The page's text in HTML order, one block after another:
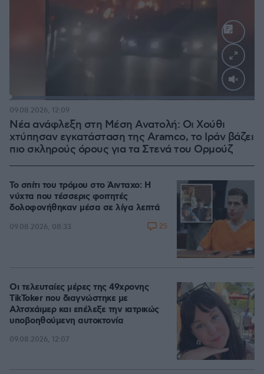
Νέα ανάφλεξη στη Μέση Ανατολή: Οι Χούθι
χτύπησαν εγκατάσταση της Aramco, το Ιράν βάζει
πιο σκληρούς όρους για τα Στενά του Ορμούζ
09.08.2026, 12:09
Το σπίτι του τρόμου στο Άινταχο: Η
νύχτα που τέσσερις φοιτητές
δολοφονήθηκαν μέσα σε λίγα λεπτά
09.08.2026, 08:33 25
Οι τελευταίες μέρες της 49χρονης
TikToker που διαγνώστηκε με
Αλτσχάιμερ και επέλεξε την ιατρικώς
υποβοηθούμενη αυτοκτονία
09.08.2026, 12:07